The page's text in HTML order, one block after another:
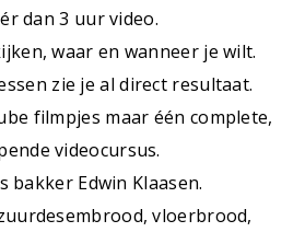
dan 3 uur video.
waar en wanneer je wilt.
zie je al direct resultaat.
filmpjes maar één complete,
videocursus.
bakker Edwin Klaasen.
vloerbrood,